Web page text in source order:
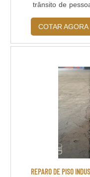
trânsito de
mudanças de
trincas e
visual. O
SAFIRA CUIDA
DEMAIS REG....
COTAR AGORA
REPARO DE PISO